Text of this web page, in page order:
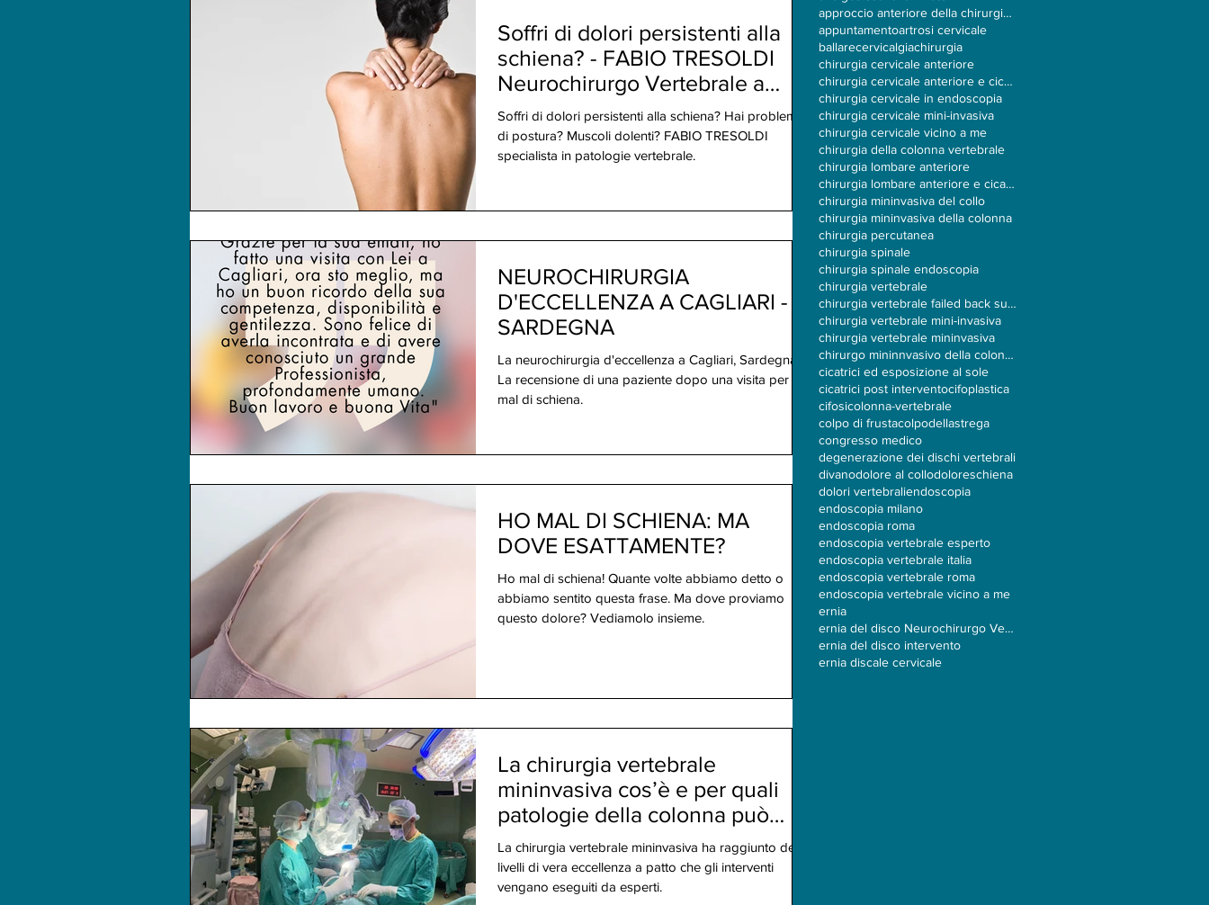
Soffri di dolori persistenti alla
schiena? - FABIO TRESOLDI
Neurochirurgo Vertebrale a
Milano 28/12
Soffri di dolori persistenti alla schiena? Hai problemi
di postura? Muscoli dolenti? FABIO TRESOLDI
specialista in patologie vertebrale.
NEUROCHIRURGIA
D'ECCELLENZA A CAGLIARI -
SARDEGNA
La neurochirurgia d'eccellenza a Cagliari, Sardegna.
La recensione di una paziente dopo una visita per il
mal di schiena.
HO MAL DI SCHIENA: MA
DOVE ESATTAMENTE?
Ho mal di schiena! Quante volte abbiamo detto o
abbiamo sentito questa frase. Ma dove proviamo
questo dolore? Vediamolo insieme.
La chirurgia vertebrale
mininvasiva cos’è e per quali
patologie della colonna può
essere utilizzata.
La chirurgia vertebrale mininvasiva ha raggiunto dei
livelli di vera eccellenza a patto che gli interventi
vengano eseguiti da esperti.
approccio anteriore della chirurgia vertebrale
appuntamentoartrosi cervicale
ballarecervicalgiachirurgia
chirurgia cervicale anteriore
chirurgia cervicale anteriore e cicatrici
chirurgia cervicale in endoscopia
chirurgia cervicale mini-invasiva
chirurgia cervicale vicino a me
chirurgia della colonna vertebrale
chirurgia lombare anteriore
chirurgia lombare anteriore e cicatrici
chirurgia mininvasiva del collo
chirurgia mininvasiva della colonna
chirurgia percutanea
chirurgia spinale
chirurgia spinale endoscopia
chirurgia vertebrale
chirurgia vertebrale failed back surgery
chirurgia vertebrale mini-invasiva
chirurgia vertebrale mininvasiva
chirurgo mininnvasivo della colonna
cicatrici ed esposizione al sole
cicatrici post interventocifoplastica
cifosicolonna-vertebrale
colpo di frustacolpodellastrega
congresso medico
degenerazione dei dischi vertebrali
divanodolore al collodoloreschiena
dolori vertebraliendoscopia
endoscopia milano
endoscopia roma
endoscopia vertebrale esperto
endoscopia vertebrale italia
endoscopia vertebrale roma
endoscopia vertebrale vicino a me
ernia
ernia del disco Neurochirurgo Vertebrale
ernia del disco intervento
ernia discale cervicale